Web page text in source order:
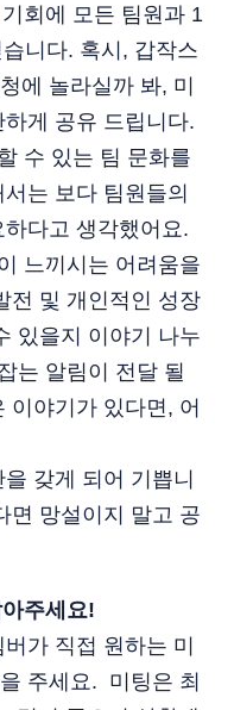
회에 모든 팀원과 1
니다. 혹시, 갑작스
에 놀라실까 봐, 미
게 공유 드립니다.
수 있는 팀 문화를
는 보다 팀원들의
다고 생각했어요.
느끼시는 어려움을
전 및 개인적인 성장
있을지 이야기 나누
는 알림이 전달 될
이야기가 있다면, 어
갖게 되어 기쁩니
면 망설이지 말고 공
주세요!
가 직접 원하는 미
주세요. 미팅은 최